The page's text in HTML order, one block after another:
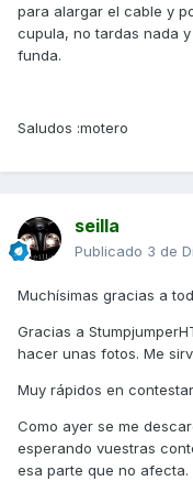
para alargar el cable y
cupula, no tardas nada
funda.
Saludos :motero
seilla
Publicado 3 de
Muchísimas gracias a
Gracias a
hacer unas fotos. Me
Muy rápidos en
Como ayer se me
esperando vuestras
esa parte que no afecta.